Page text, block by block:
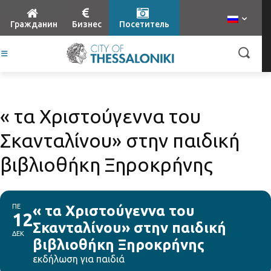
Гражданин Бизнес Посетитель
« τα Χριστούγεννα του
Σκανταλίνου» στην παιδική
βιβλιοθήκη Ξηροκρήνης
ΠΕ
12
ΔΕΚ
« τα Χριστούγεννα του
Σκανταλίνου» στην παιδική
βιβλιοθήκη Ξηροκρήνης
εκδήλωση για παιδιά